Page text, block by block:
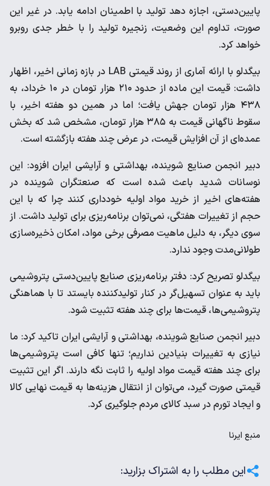
پایین‌دستی، اجازه دهد تولید با اطمینان ادامه یابد. در غیر این
صورت، تداوم این وضعیت، زنجیره تولید را با خطر جدی روبرو
خواهد کرد.
بیگدلو با ارائه آماری از روند قیمتی LAB در بازه زمانی اخیر، اظهار
داشت: قیمت این ماده از حدود ۲۱۰ هزار تومان در ۱۰ خرداد، به
۴۳۸ هزار تومان جهش یافت؛ اما در همین دو هفته اخیر، با
سقوط ناگهانی قیمت به ۳۸۵ هزار تومان، مشخص شد که بخش
عمده‌ای از آن افزایش قیمت، در عرض چند هفته بازگشته است.
دبیر انجمن صنایع شوینده، بهداشتی و آرایشی ایران افزود: این
نوسانات شدید باعث شده است که صنعتگران شوینده در
هفته‌های اخیر از خرید مواد اولیه خودداری کنند چرا که با این
حجم از تغییرات هفتگی، نمی‌توان برنامه‌ریزی برای تولید داشت. از
سوی دیگر، به دلیل ماهیت مصرفی برخی مواد، امکان ذخیره‌سازی
طولانی‌مدت وجود ندارد.
بیگدلو تصریح کرد: دفتر برنامه‌ریزی صنایع پایین‌دستی پتروشیمی
باید به عنوان تسهیل‌گر در کنار تولیدکننده بایستد تا با هماهنگی
پتروشیمی‌ها، قیمت‌ها برای چند هفته تثبیت شود.
دبیر انجمن صنایع شوینده، بهداشتی و آرایشی ایران تاکید کرد: ما
نیازی به تغییرات بنیادین نداریم؛ تنها کافی است پتروشیمی‌ها
برای چند هفته قیمت مواد اولیه را ثابت نگه دارند. اگر این تثبیت
قیمتی صورت گیرد، می‌توان از انتقال هزینه‌ها به قیمت نهایی کالا
و ایجاد تورم در سبد کالای مردم جلوگیری کرد.
منبع ایرنا
این مطلب را به اشتراک بزارید: